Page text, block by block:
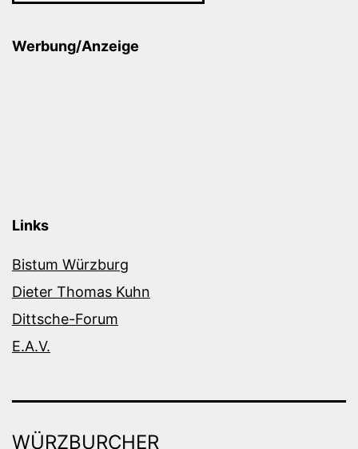
Werbung/Anzeige
Links
Bistum Würzburg
Dieter Thomas Kuhn
Dittsche-Forum
E.A.V.
WÜRZBURCHER